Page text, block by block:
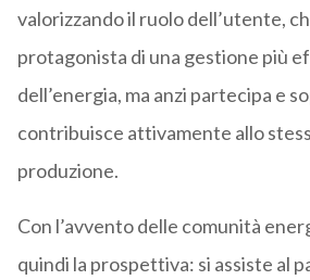
valorizzando il ruolo dell’utente,
protagonista di una gestione più
dell’energia, ma anzi partecipa e
contribuisce attivamente allo
produzione.
Con l’avvento delle comunità
quindi la prospettiva: si assiste al